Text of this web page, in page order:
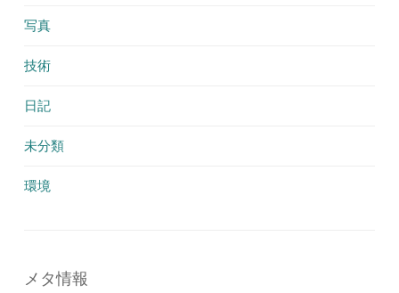
写真
技術
日記
未分類
環境
メタ情報